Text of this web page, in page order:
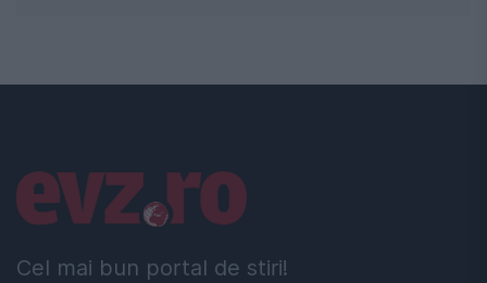
Cel mai bun portal de stiri!
Linkuri utile